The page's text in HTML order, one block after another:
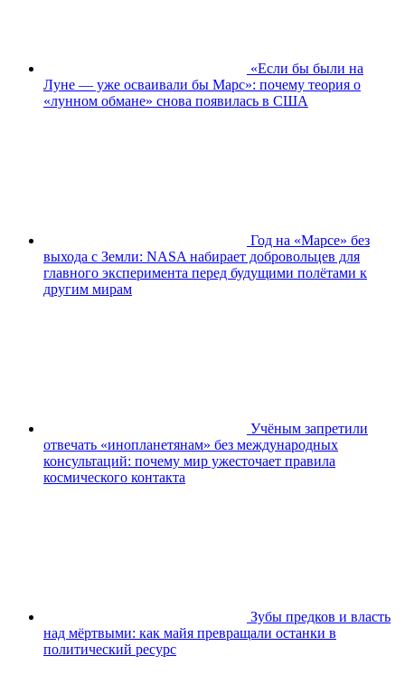
«Если бы были на
Луне — уже осваивали бы Марс»: почему теория о
«лунном обмане» снова появилась в США
Год на «Марсе» без
выхода с Земли: NASA набирает добровольцев для
главного эксперимента перед будущими полётами к
другим мирам
Учёным запретили
отвечать «инопланетянам» без международных
консультаций: почему мир ужесточает правила
космического контакта
Зубы предков и власть
над мёртвыми: как майя превращали останки в
политический ресурс